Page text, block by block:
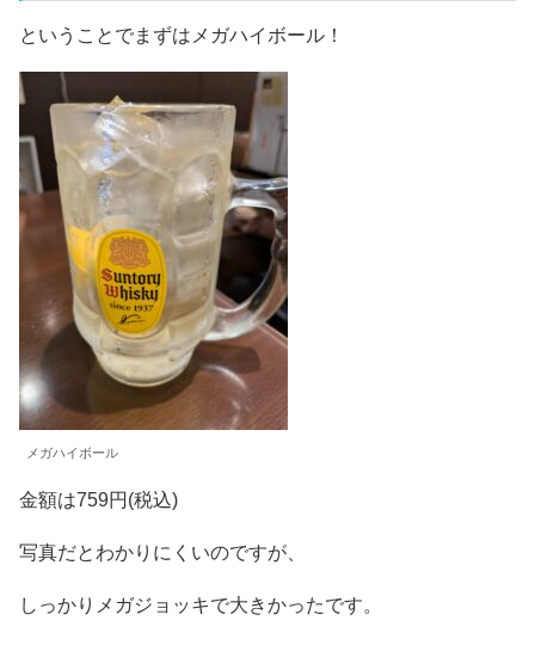
ということでまずはメガハイボール！
メガハイボール
金額は759円(税込)
写真だとわかりにくいのですが、
しっかりメガジョッキで大きかったです。